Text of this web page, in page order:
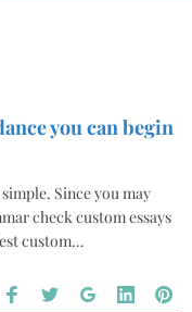
you can begin
Since you may
check custom essays
custom…